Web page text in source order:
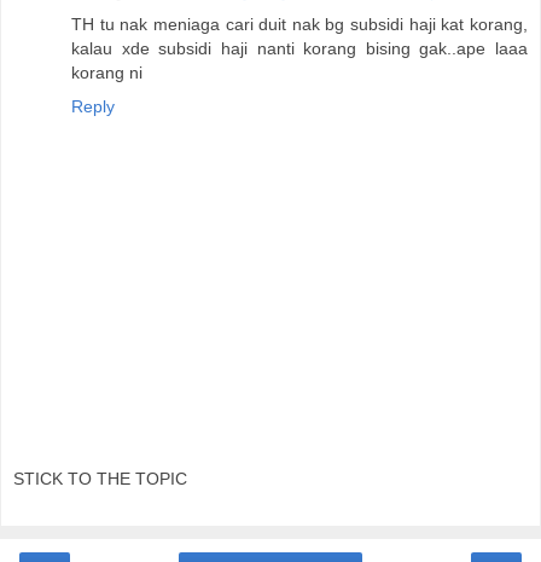
TH tu nak meniaga cari duit nak bg subsidi haji kat korang,
kalau xde subsidi haji nanti korang bising gak..ape laaa
korang ni
Reply
STICK TO THE TOPIC